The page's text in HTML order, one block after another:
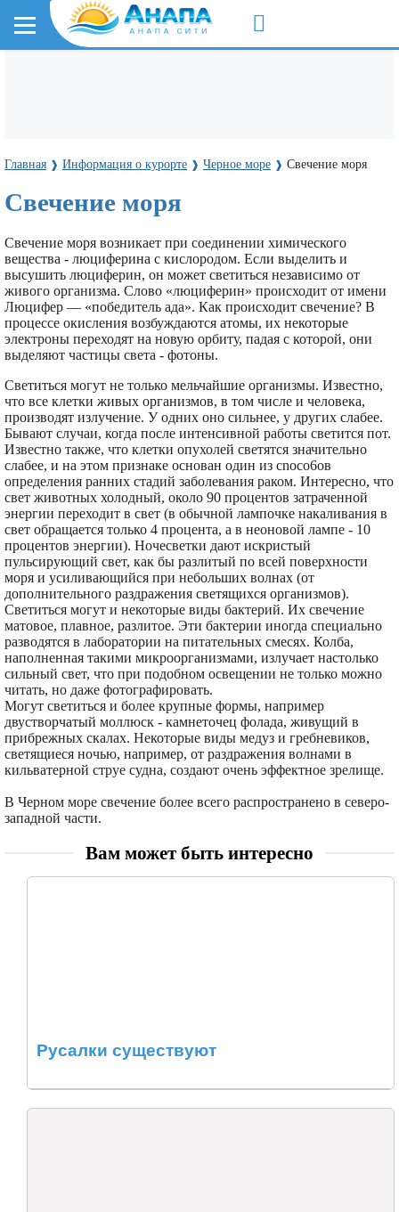
Главная ❱ Информация о курорте ❱ Черное море ❱ Свечение моря
Свечение моря
Свечение моря возникает при соединении химического
вещества - люциферина с кислородом. Если выделить и
высушить люциферин, он может светиться независимо от
живого организма. Слово «люциферин» происходит от имени
Люцифер — «победитель ада». Как происходит свечение? В
процессе окисления возбуждаются атомы, их некоторые
электроны переходят на новую орбиту, падая с которой, они
выделяют частицы света - фотоны.
Светиться могут не только мельчайшие организмы. Известно,
что все клетки живых организмов, в том числе и человека,
производят излучение. У одних оно сильнее, у других слабее.
Бывают случаи, когда после интенсивной работы светится пот.
Известно также, что клетки опухолей светятся значительно
слабее, и на этом признаке основан один из cnoco6oв
определения ранних стадий заболевания раком. Интересно, что
свет животных холодный, около 90 процентов затраченной
энергии переходит в свет (в обычной лампочке накаливания в
свет обращается только 4 процента, а в неоновой лампе - 10
процентов энергии). Ночесветки дают искристый
пульсирующий свет, как бы разлитый по всей поверхности
моря и усиливающийся при небольших волнах (от
дополнительного раздражения светящихся организмов).
Светиться могут и некоторые виды бактерий. Их свечение
матовое, плавное, разлитое. Эти бактерии иногда специально
разводятся в лаборатории на питательных смесях. Колба,
наполненная такими микроорганизмами, излучает настолько
сильный свет, что при подобном освещении не только можно
читать, но даже фотографировать.
Могут светиться и более крупные формы, например
двустворчатый моллюск - камнеточец фолада, живущий в
прибрежных скалах. Некоторые виды медуз и гребневиков,
светящиеся ночью, например, от раздражения волнами в
кильватерной струе судна, создают очень эффектное зрелище.
В Черном море свечение более всего распространено в северо-
западной части.
Вам может быть интересно
Русалки существуют